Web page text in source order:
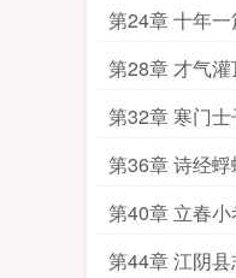
第24章 十年
第28章 才气
第32章 寒门
第36章 诗经
第40章 立春
第44章 江阴